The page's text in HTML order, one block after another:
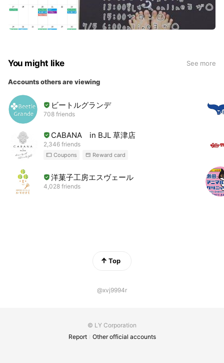
You might like See more
Accounts others are viewing
ビートルグランデ
708 friends
CABANA in BJL 草津店
2,346 friends
Coupons Reward card
洋菓子工房エスヴェール
4,028 friends
Top
@xvj9994r
© LY Corporation
Report
Other official accounts